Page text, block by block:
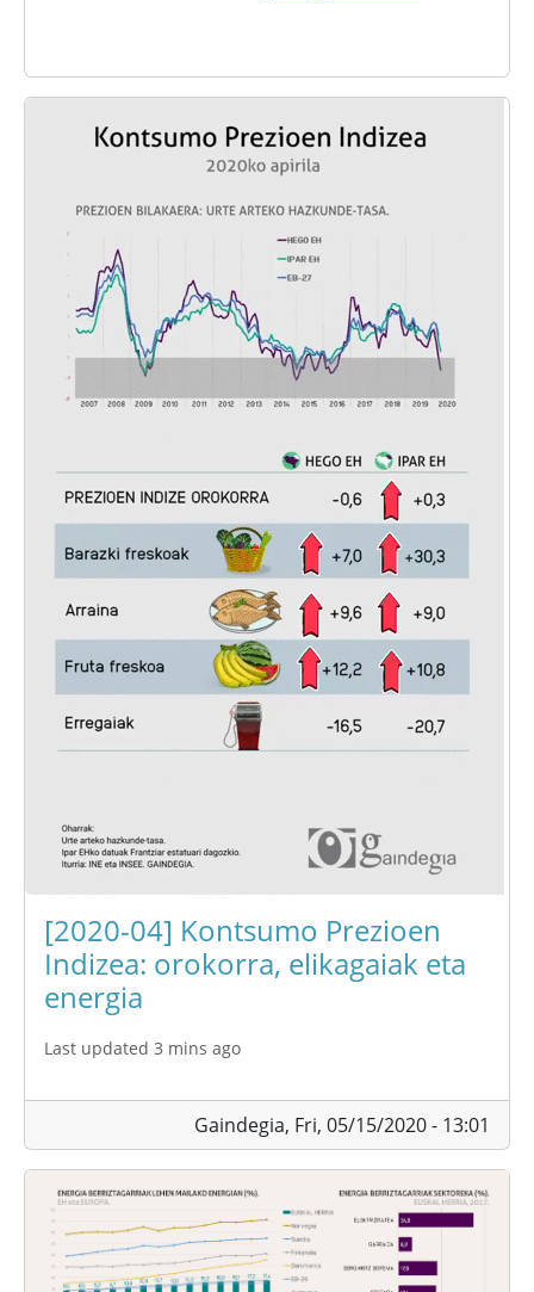
[2020-04] Kontsumo Prezioen
Indizea: orokorra, elikagaiak eta
energia
Last updated 3 mins ago
Gaindegia, Fri, 05/15/2020 - 13:01